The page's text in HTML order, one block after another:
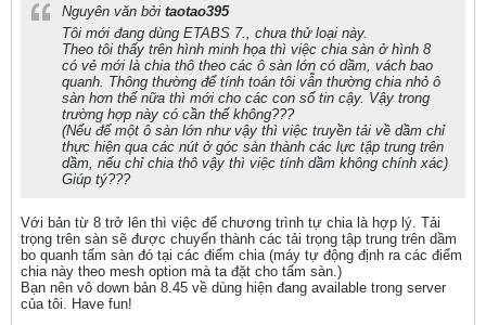
Nguyên văn bởi taotao395
Tôi mới đang dùng ETABS 7., chưa thử loại này.
Theo tôi thấy trên hình minh họa thì việc chia sàn ở hình 8
có vẻ mới là chia thô theo các ô sàn lớn có dầm, vách bao
quanh. Thông thường để tính toán tôi vẫn thường chia nhỏ ô
sàn hơn thế nữa thì mới cho các con số tin cậy. Vậy trong
trường hợp này có cần thế không???
(Nếu để một ô sàn lớn như vậy thì việc truyền tải về dầm chỉ
thực hiện qua các nút ở góc sàn thành các lực tập trung trên
dầm, nếu chỉ chia thô vậy thì việc tính dầm không chính xác)
Giúp tý???
Với bản từ 8 trở lên thì việc để chương trình tự chia là hợp lý. Tải
trọng trên sàn sẽ được chuyển thành các tải trọng tập trung trên dầm
bo quanh tấm sàn đó tại các điểm chia (máy tự động định ra các điểm
chia này theo mesh option mà ta đặt cho tấm sàn.)
Bạn nên vô down bản 8.45 về dùng hiện đang available trong server
của tôi. Have fun!